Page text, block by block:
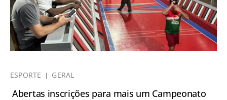
ESPORTE GERAL
Abertas inscrições para mais um Campeonato